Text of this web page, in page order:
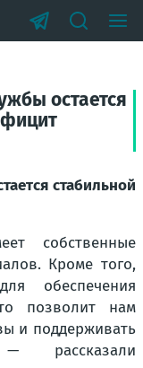
остается
стабильной
собственные
Кроме того,
обеспечения
позволит нам
и поддерживать
— рассказали